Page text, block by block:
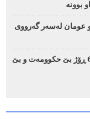
بوونە
و عومان لەسەر گەرووی
هەرێمی کوردستان لە جیهاندا یەکەمە؛ 655 ڕۆژ بێ حکوومەت و بێ